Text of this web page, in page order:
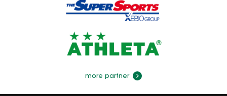
more partner